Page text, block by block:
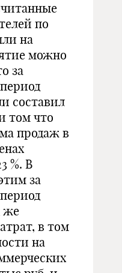
по
на
можно
за
составил
том что
продаж в
%. В
за
же
в том
на